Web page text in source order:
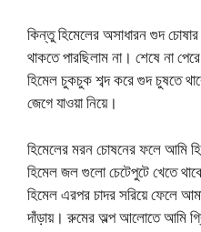
কিন্তু হিমেলের অসাধারন গুদ
থাকতে পারছিলাম না। শেষে না
হিমেল চুকচুক শব্দ করে গুদ চুষতে
জেগে যাওয়া নিয়ে।
হিমেলের মরন চোষনের ফলে আমি
হিমেল জল গুলো চেটেপুটে খেতে
হিমেল এরপর চাদর সরিয়ে ফেলে
দাঁড়ায়। রুমের অল্প আলোতে আমি